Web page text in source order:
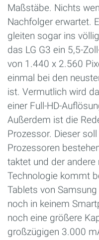
Maßstäbe. Nichts
Nachfolger erwartet.
gleiten sogar ins
das LG G3 ein 5,5-
von 1.440 x 2.560
einmal bei den
ist. Vermutlich wird
einer Full-HD-
Außerdem ist die
Prozessor. Dieser
Prozessoren
taktet und der andere
Technologie kommt
Tablets von
noch in keinem
noch eine größere
großzügigen 3.000